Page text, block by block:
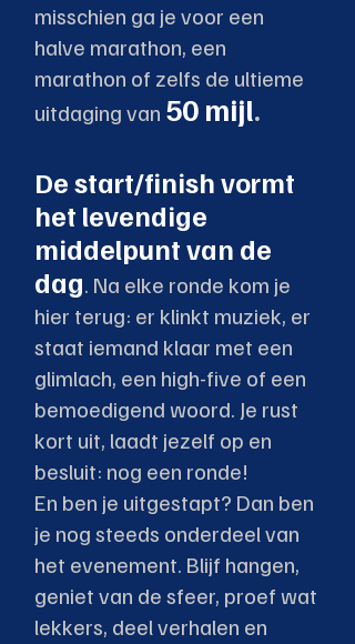
misschien ga je voor een
halve marathon, een
marathon of zelfs de ultieme
uitdaging van 50 mijl.
De start/finish vormt
het levendige
middelpunt van de
dag. Na elke ronde kom je
hier terug: er klinkt muziek, er
staat iemand klaar met een
glimlach, een high-five of een
bemoedigend woord. Je rust
kort uit, laadt jezelf op en
besluit: nog een ronde!
En ben je uitgestapt? Dan ben
je nog steeds onderdeel van
het evenement. Blijf hangen,
geniet van de sfeer, proef wat
lekkers, deel verhalen en